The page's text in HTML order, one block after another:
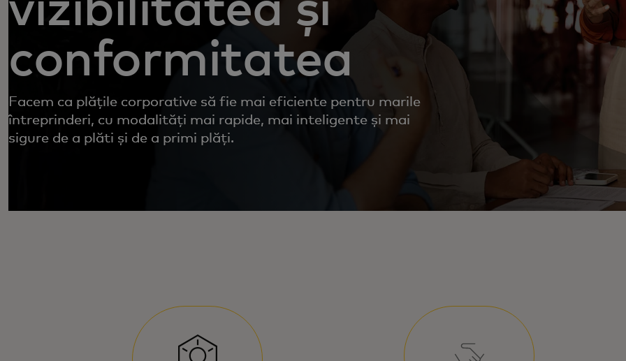
vizibilitatea și
conformitatea
Facem ca plățile corporative să fie mai eficiente pentru marile
întreprinderi, cu modalități mai rapide, mai inteligente și mai
sigure de a plăti și de a primi plăți.